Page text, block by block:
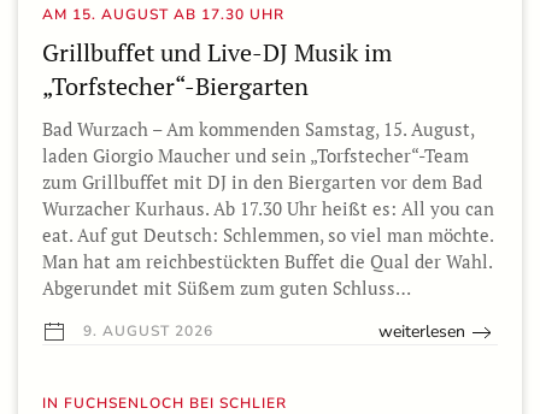
AM 15. AUGUST AB 17.30 UHR
Grillbuffet und Live-DJ Musik im
„Torfstecher“-Biergarten
Bad Wurzach – Am kommenden Samstag, 15. August,
laden Giorgio Maucher und sein „Torfstecher“-Team
zum Grillbuffet mit DJ in den Biergarten vor dem Bad
Wurzacher Kurhaus. Ab 17.30 Uhr heißt es: All you can
eat. Auf gut Deutsch: Schlemmen, so viel man möchte.
Man hat am reichbestückten Buffet die Qual der Wahl.
Abgerundet mit Süßem zum guten Schluss…
9. AUGUST 2026 weiterlesen
IN FUCHSENLOCH BEI SCHLIER